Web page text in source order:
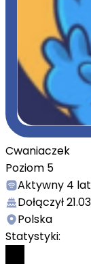
Cwaniaczek
Poziom 5
Aktywny 4
Dołączył
Polska
Statystyki: